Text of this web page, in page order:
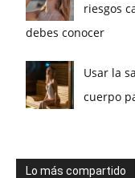
riesgos
debes conocer
Usar la
cuerpo
Lo más compartido